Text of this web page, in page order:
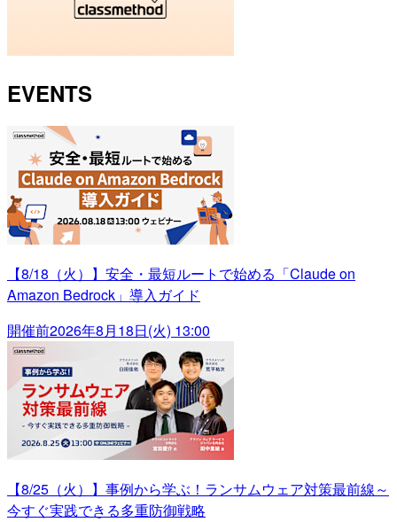
EVENTS
【8/18（火）】安全・最短ルートで始める「Claude on
Amazon Bedrock」導入ガイド
開催前2026年8月18日(火) 13:00
【8/25（火）】事例から学ぶ！ランサムウェア対策最前線～
今すぐ実践できる多重防御戦略